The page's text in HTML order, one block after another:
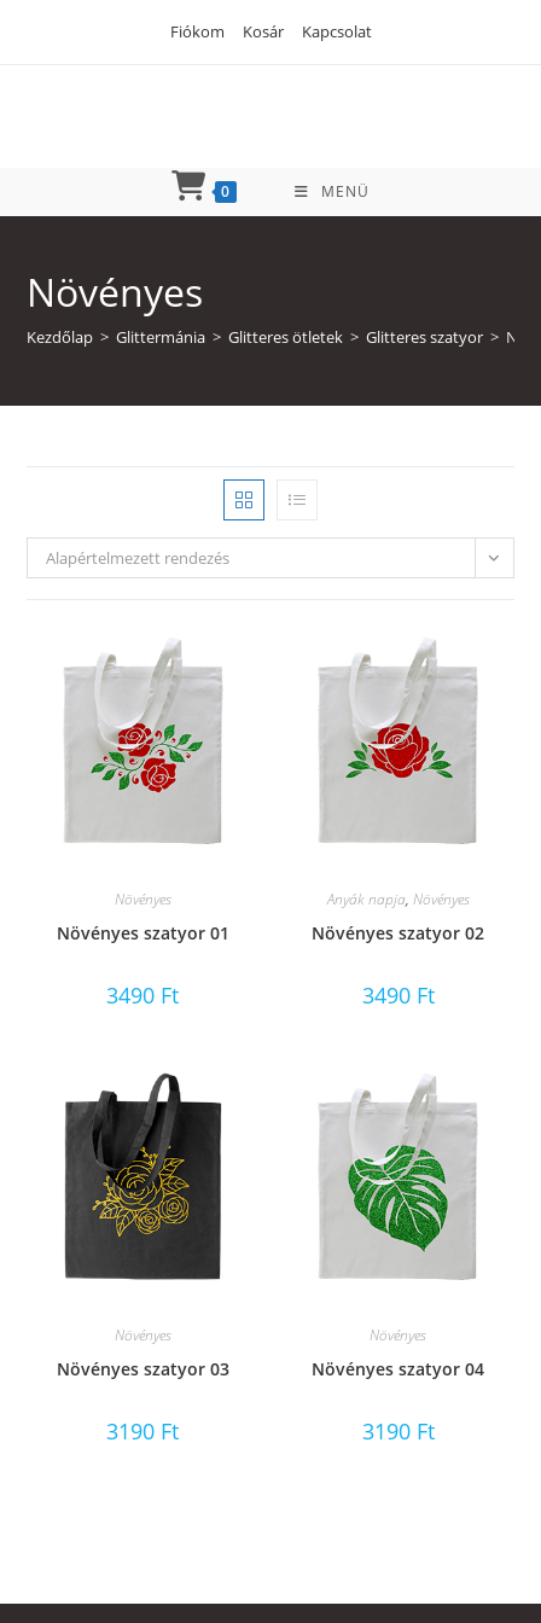
Fiókom Kosár Kapcsolat
0 MENÜ
Növényes
Kezdőlap > Glittermánia > Glitteres ötletek > Glitteres szatyor >
Alapértelmezett rendezés
Növényes
Növényes szatyor 01
3490 Ft
Anyák napja, Növényes
Növényes szatyor 02
3490 Ft
Növényes
Növényes szatyor 03
3190 Ft
Növényes
Növényes szatyor 04
3190 Ft